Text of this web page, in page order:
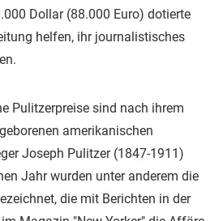
Dollar (88.000 Euro) dotierte
helfen, ihr journalistisches
Pulitzerpreise sind nach ihrem
amerikanischen
Joseph Pulitzer (1847-1911)
Jahr wurden unter anderem die
die mit Berichten in der